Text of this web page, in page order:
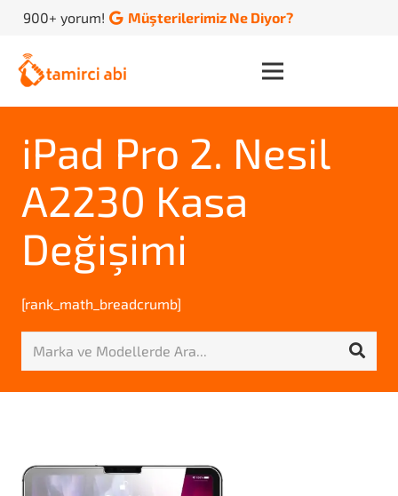
900+ yorum! Müşterilerimiz Ne Diyor?
iPad Pro 2. Nesil
A2230 Kasa
Değişimi
[rank_math_breadcrumb]